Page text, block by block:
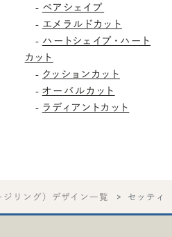
- ペアシェイプ
- エメラルドカット
- ハートシェイプ・ハート
カット
- クッションカット
- オーバルカット
- ラディアントカット
リング）デザイン一覧 セッティ